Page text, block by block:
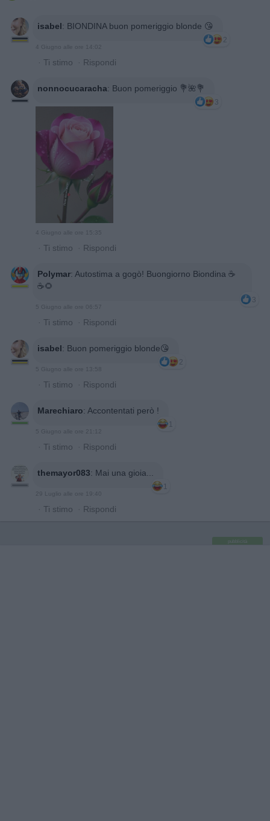
isabel: BIONDINA buon pomeriggio blonde 😘
2
4 Giugno alle ore 14:02
· Ti stimo · Rispondi
nonnocucaracha: Buon pomeriggio 💐🌺💐
3
4 Giugno alle ore 15:35
· Ti stimo · Rispondi
Polymar: Autostima a gogò! Buongiorno Biondina ☕️
☕️🌻
3
5 Giugno alle ore 06:57
· Ti stimo · Rispondi
isabel: Buon pomeriggio blonde😘
2
5 Giugno alle ore 13:58
· Ti stimo · Rispondi
Marechiaro: Accontentati però !
1
5 Giugno alle ore 21:12
· Ti stimo · Rispondi
themayor083: Mai una gioia...
1
29 Luglio alle ore 19:40
· Ti stimo · Rispondi
pubblicità